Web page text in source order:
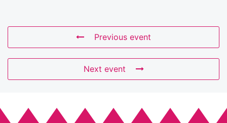
Previous event
Next event